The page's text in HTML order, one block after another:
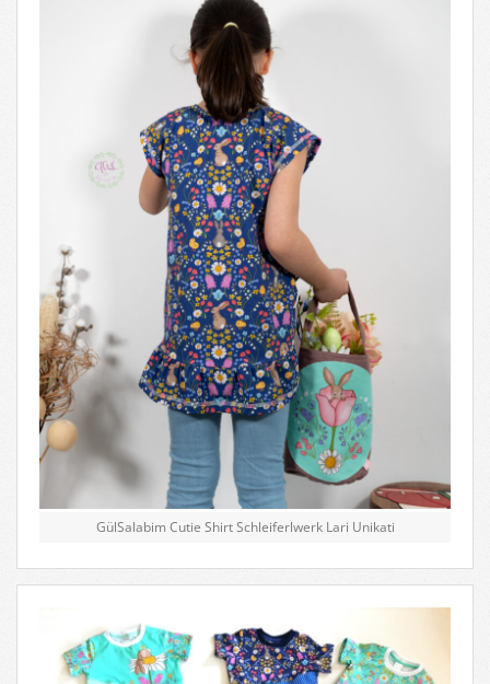
GülSalabim Cutie Shirt Schleiferlwerk Lari Unikati